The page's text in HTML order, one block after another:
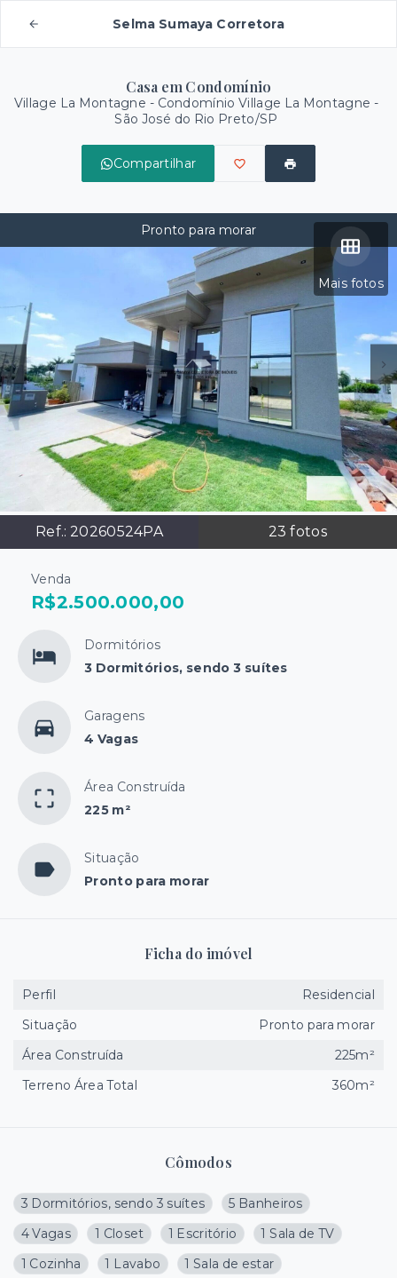
Selma Sumaya Corretora
Casa em Condomínio
Village La Montagne - Condomínio Village La Montagne -
São José do Rio Preto/SP
Compartilhar
Mais fotos
Ref.: 20260524PA 23 fotos
Pronto para morar
Venda
R$2.500.000,00
Dormitórios
3 Dormitórios, sendo 3 suítes
Garagens
4 Vagas
Área Construída
225 m²
Situação
Pronto para morar
Cômodos
3 Dormitórios, sendo 3 suítes
5 Banheiros
4 Vagas
1 Closet 1 Escritório
1 Sala de TV
1 Cozinha
1 Lavabo
1 Sala de estar
Ficha do imóvel
Perfil
Residencial
Situação
Pronto para morar
Área Construída
225m²
Terreno Área Total
360m²